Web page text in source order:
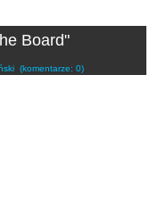
Board"
(komentarze: 0)